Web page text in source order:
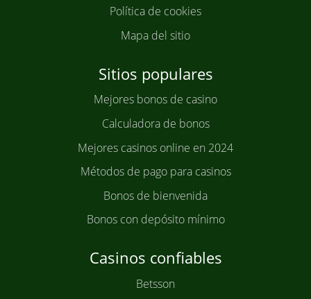
Política de cookies
Mapa del sitio
Sitios populares
Mejores bonos de casino
Calculadora de bonos
Mejores casinos online en 2024
Métodos de pago para casinos
Bonos de bienvenida
Bonos con depósito mínimo
Casinos confiables
Betsson